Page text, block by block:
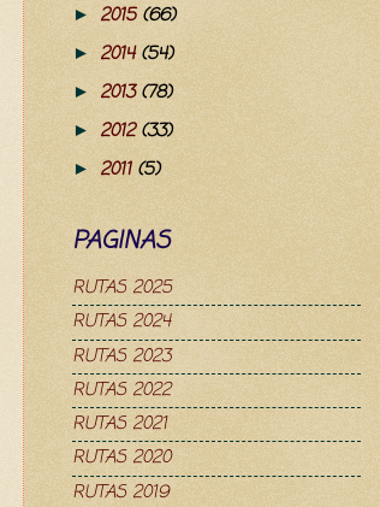
► 2015(66)
► 2014(54)
► 2013(78)
► 2012(33)
► 2011 (5)
PAGINAS
RUTAS 2025
RUTAS 2024
RUTAS 2023
RUTAS 2022
RUTAS 2021
RUTAS 2020
RUTAS 2019